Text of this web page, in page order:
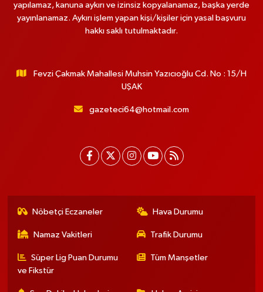
yapılamaz, kanuna aykırı ve izinsiz kopyalanamaz, başka yerde
yayınlanamaz. Aykırı işlem yapan kişi/kişiler için yasal başvuru
hakkı saklı tutulmaktadır.
Fevzi Çakmak Mahallesi Muhsin Yazıcıoğlu Cd. No : 15/H
UŞAK
gazeteci64@hotmail.com
Nöbetçi Eczaneler Hava Durumu
Namaz Vakitleri Trafik Durumu
Süper Lig Puan Durumu
ve Fikstür
Tüm Manşetler